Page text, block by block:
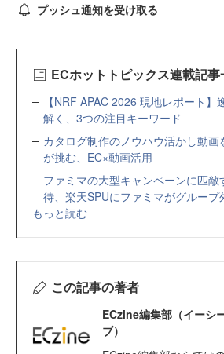
プッシュ通知を受け取る
ECホットトピックス連載記事
【NRF APAC 2026 現地レポート】
解く、3つの注目キーワード
カタログ制作のノウハウ活かし動画
が挑む、EC×動画活用
ファミマの大型キャンペーンに匹敵
待、楽天SPUにファミマがグループ
もっと読む
この記事の著者
ECzine編集部（イーシ
ブ）